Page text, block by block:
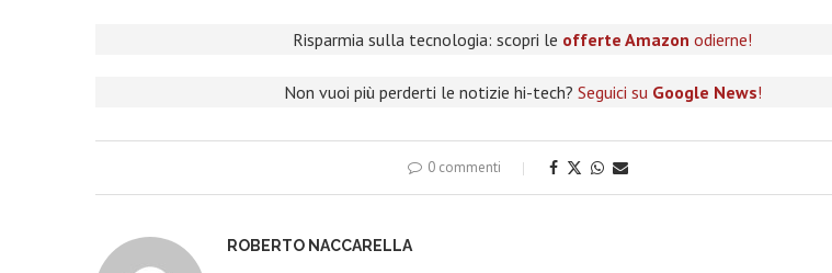
Risparmia sulla tecnologia: scopri le offerte Amazon odierne!
Non vuoi più perderti le notizie hi-tech? Seguici su Google News!
0 commenti
ROBERTO NACCARELLA